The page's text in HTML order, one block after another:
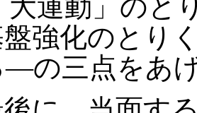
大運動」のと
強化のとり
―の三点をあ